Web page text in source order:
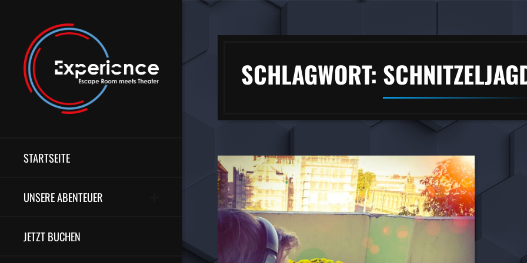
STARTSEITE
UNSERE ABENTEUER
JETZT BUCHEN
SCHLAGWORT: